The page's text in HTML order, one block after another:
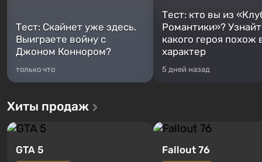
Тест: Скайнет уже здесь.
Выиграете войну с
Джоном Коннором?
только что
Тест: кто вы из
Романтики»?
какого героя похож
характер
5 дней назад
Хиты продаж
GTA 5 Fallout 76